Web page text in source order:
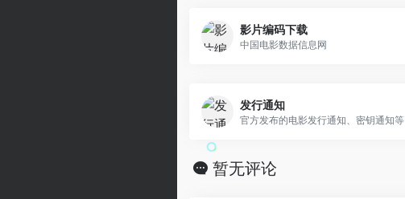
影片编码下载
中国电影数据信息网
发行通知
官方发布的电影发行通知、密钥通知等
暂无评论